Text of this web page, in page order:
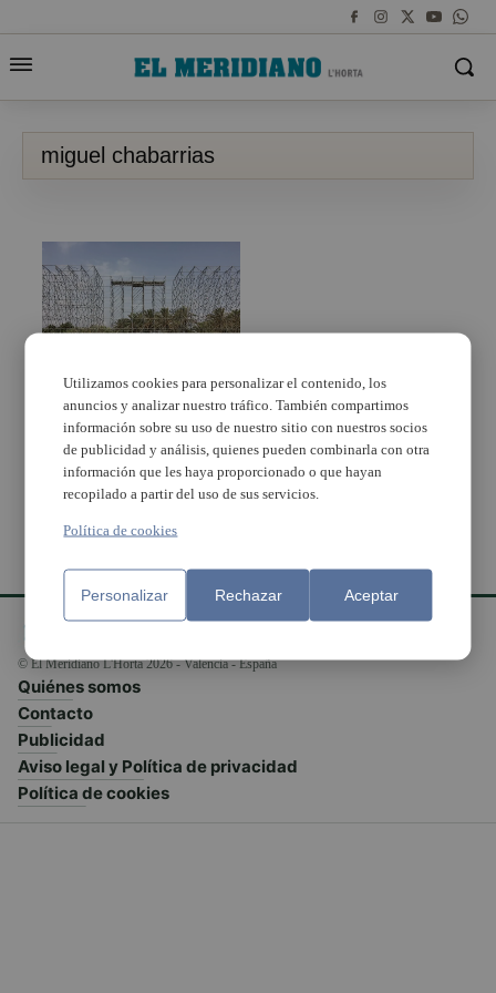
miguel chabarrias
Alboraya se prepara
para el festival
Marenostrum
© El Meridiano L'Horta 2026 - Valencia - España
Quiénes somos
Contacto
Publicidad
Aviso legal y Política de privacidad
Política de cookies
Utilizamos cookies para personalizar el contenido, los
anuncios y analizar nuestro tráfico. También compartimos
información sobre su uso de nuestro sitio con nuestros socios
de publicidad y análisis, quienes pueden combinarla con otra
información que les haya proporcionado o que hayan
recopilado a partir del uso de sus servicios.
Política de cookies
Personalizar Rechazar Aceptar